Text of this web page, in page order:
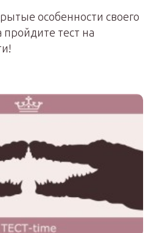
особенности своего
пройдите тест на